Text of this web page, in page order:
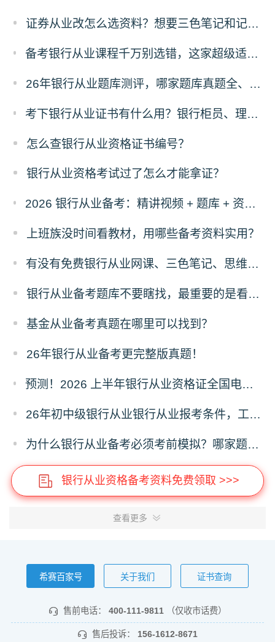
证券从业改怎么选资料？想要三色笔记和记忆口诀资料哪里有？
备考银行从业课程千万别选错，这家超级适合零基础，主要还实惠！
26年银行从业题库测评，哪家题库真题全、免费东西多？
考下银行从业证书有什么用？银行柜员、理财经理、客户经理是否强制持证？
怎么查银行从业资格证书编号？
银行从业资格考试过了怎么才能拿证？
2026 银行从业备考：精讲视频 + 题库 + 资料一站式，零基础也能过
上班族没时间看教材，用哪些备考资料实用？
有没有免费银行从业网课、三色笔记、思维导图、计算公式！
银行从业备考题库不要瞎找，最重要的是看这三点！
基金从业备考真题在哪里可以找到？
26年银行从业备考更完整版真题！
预测！2026 上半年银行从业资格证全国电子证书什么时候开通下载？
26年初中级银行从业银行从业报考条件，工作年限有没有要求？
为什么银行从业备考必须考前模拟？哪家题库可机考模拟呢？
银行从业资格备考资料免费领取 >>>
查看更多
希赛百家号 关于我们 证书查询
售前电话： 400-111-9811 （仅收市话费）
售后投诉： 156-1612-8671